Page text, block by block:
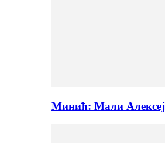
Минић: Мали Алексеј